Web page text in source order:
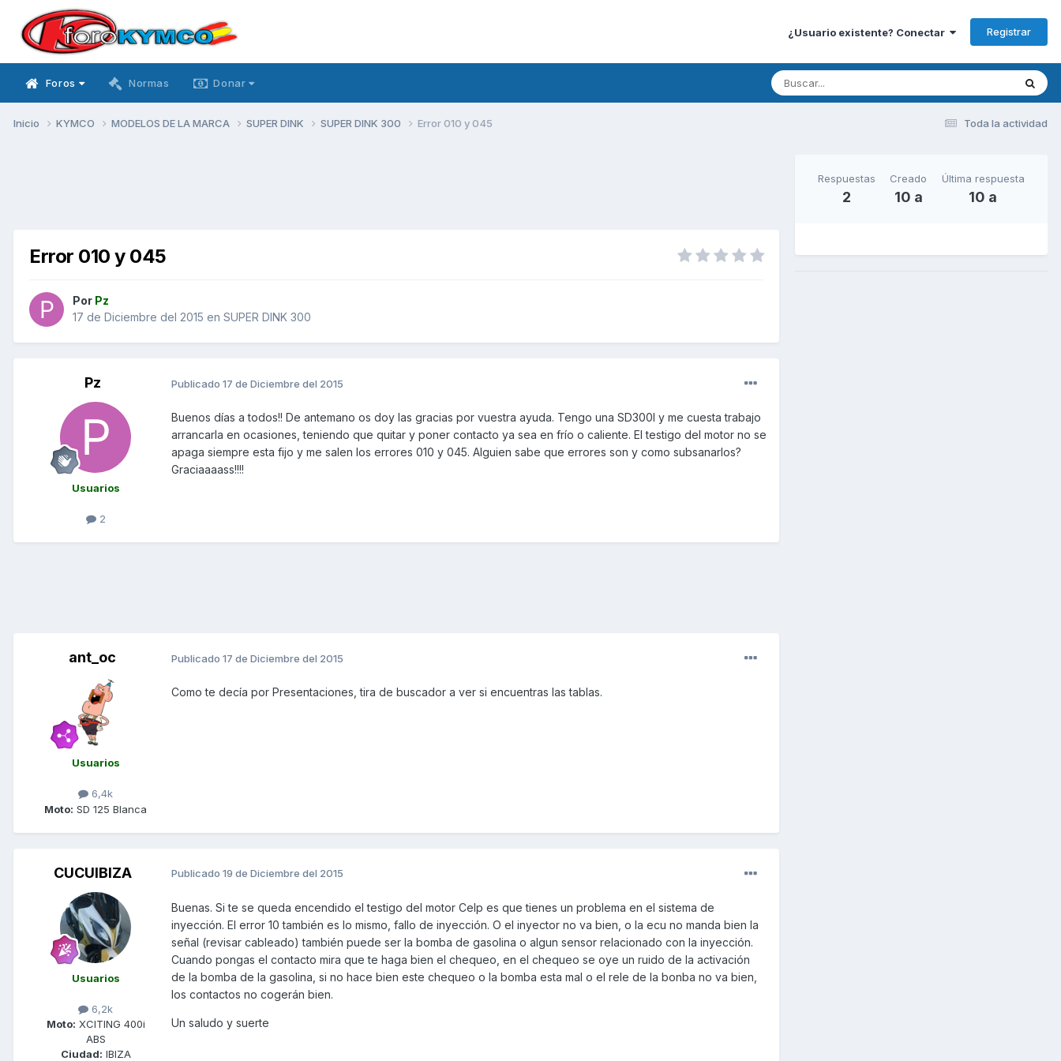
¿Usuario existente? Conectar Registrar
Foros Normas Donar
Toda la actividad
Inicio KYMCO MODELOS DE LA MARCA SUPER DINK SUPER DINK 300 Error 010 y 045
Error 010 y 045
Por Pz
17 de Diciembre del 2015 en SUPER DINK 300
Pz
Usuarios
2
Publicado 17 de Diciembre del 2015
Buenos días a todos!! De antemano os doy las gracias por vuestra ayuda. Tengo una SD300I y me cuesta trabajo
arrancarla en ocasiones, teniendo que quitar y poner contacto ya sea en frío o caliente. El testigo del motor no se
apaga siempre esta fijo y me salen los errores 010 y 045. Alguien sabe que errores son y como subsanarlos?
Graciaaaass!!!!
ant_oc
Usuarios
6,4k
Moto: SD 125 Blanca
Publicado 17 de Diciembre del 2015
Como te decía por Presentaciones, tira de buscador a ver si encuentras las tablas.
CUCUIBIZA
Usuarios
6,2k
Moto: XCITING 400i
ABS
Ciudad: IBIZA
Publicado 19 de Diciembre del 2015
Buenas. Si te se queda encendido el testigo del motor Celp es que tienes un problema en el sistema de
inyección. El error 10 también es lo mismo, fallo de inyección. O el inyector no va bien, o la ecu no manda bien la
señal (revisar cableado) también puede ser la bomba de gasolina o algun sensor relacionado con la inyección.
Cuando pongas el contacto mira que te haga bien el chequeo, en el chequeo se oye un ruido de la activación
de la bomba de la gasolina, si no hace bien este chequeo o la bomba esta mal o el rele de la bonba no va bien,
los contactos no cogerán bien.
Un saludo y suerte
Respuestas
2
Creado
10 a
Última respuesta
10 a